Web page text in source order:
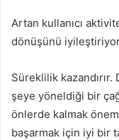
Artan kullanıcı
dönüşünü
Süreklilik
şeye yöneldiği bir
önlerde kalmak
başarmak için iyi bir